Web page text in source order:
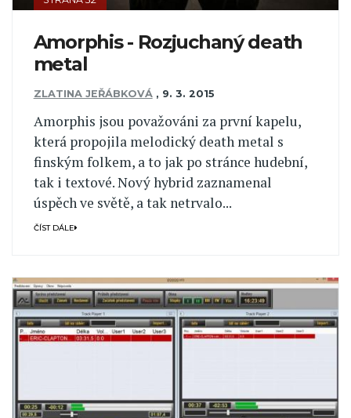
Amorphis - Rozjuchaný death
metal
ZLATINA JEŘÁBKOVÁ , 9. 3. 2015
Amorphis jsou považováni za první kapelu,
která propojila melodický death metal s
finským folkem, a to jak po stránce hudební,
tak i textové. Nový hybrid zaznamenal
úspěch ve světě, a tak netrvalo...
ČÍST DÁLE